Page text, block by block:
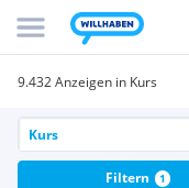
9.432 Anzeigen in Kurs
Filtern 1